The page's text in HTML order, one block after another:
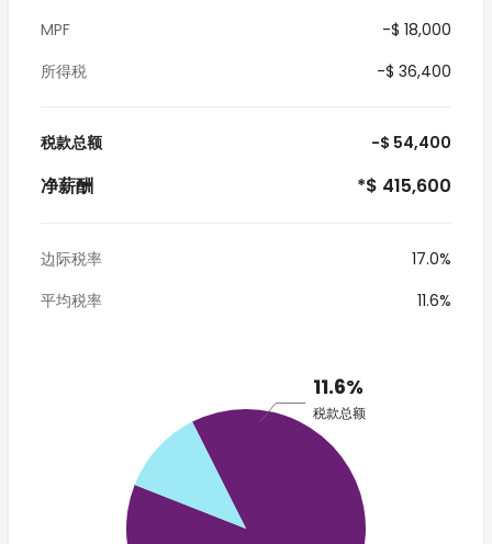
MPF
-$ 18,000
所得税
-$ 36,400
税款总额 -$ 54,400
净薪酬 *$ 415,600
边际税率
17.0%
平均税率
11.6%
11.6%
税款总额